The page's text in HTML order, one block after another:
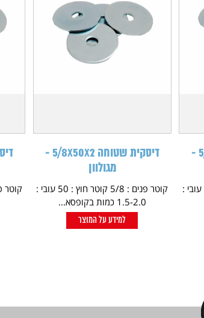
דיסקית שטוחה 5/8X32X2 -
קוטר פנים : 5/8 קוטר חוץ : 32 עובי :
דיסקית שטוחה 5/8X50X2 -
מגולוון
קוטר פנים : 5/8 קוטר חוץ : 50 עובי :
1.5-2.0 כמות בקופסא...
למידע על המוצר